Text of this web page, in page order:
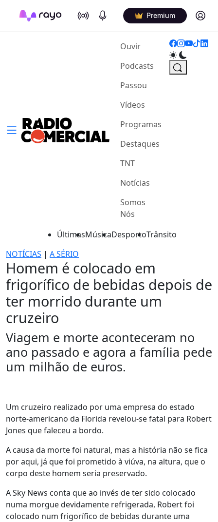
On Air Podcasts Premium Log in
Ouvir(current)
Podcasts
Passou
Vídeos
Programas
Destaques
TNT
Notícias
Somos
Nós
ÚltimasMúsicaDesportoTrânsito
NOTÍCIAS | A SÉRIO
Homem é colocado em
frigorífico de bebidas depois de
ter morrido durante um
cruzeiro
Viagem e morte aconteceram no
ano passado e agora a família pede
um milhão de euros.
Um cruzeiro realizado por uma empresa do estado
norte-americano da Florida revelou-se fatal para Robert
Jones que faleceu a bordo.
A causa da morte foi natural, mas a história não se fica
por aqui, já que foi prometido à viúva, na altura, que o
corpo deste homem seria preservado.
A Sky News conta que ao invés de ter sido colocado
numa morgue devidamente refrigerada, Robert foi
colocado num frigorífico de bebidas durante uma